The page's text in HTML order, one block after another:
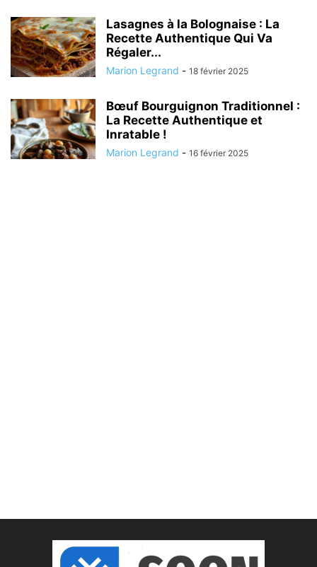
Lasagnes à la Bolognaise : La
Recette Authentique Qui Va
Régaler...
Marion Legrand - 18 février 2025
Bœuf Bourguignon Traditionnel :
La Recette Authentique et
Inratable !
Marion Legrand - 16 février 2025